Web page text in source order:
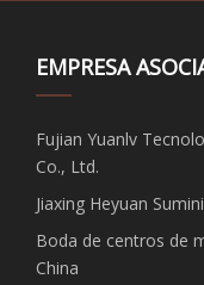
EMPRESA
Fujian Yuanlv
Co., Ltd.
Jiaxing Heyuan
Boda de centros de
China